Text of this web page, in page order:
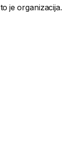
je organizacija.